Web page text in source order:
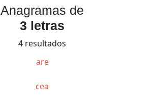
Anagramas de
3 letras
4 resultados
are
cea